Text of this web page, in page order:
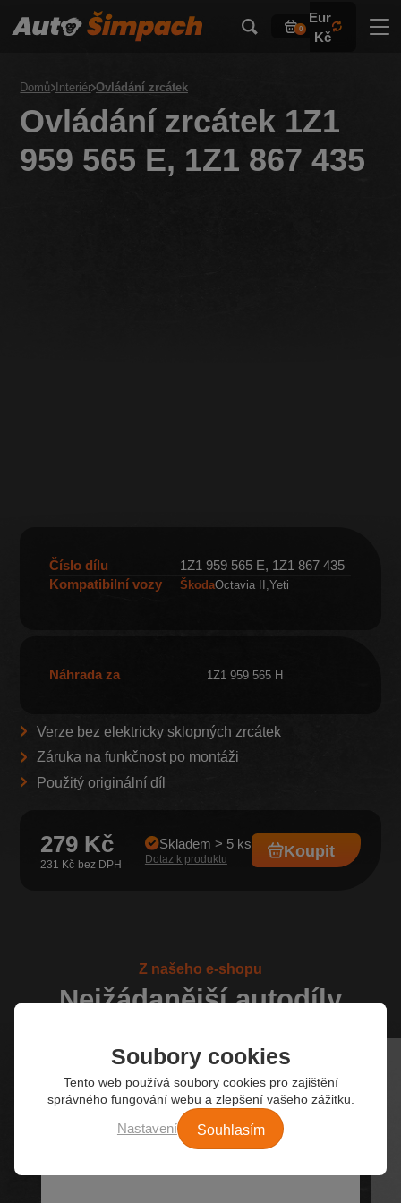
0
Eur
Kč
Domů Interiér Ovládání zrcátek
Ovládání zrcátek 1Z1
959 565 E, 1Z1 867 435
Číslo dílu
1Z1 959 565 E, 1Z1 867 435
Kompatibilní vozy
ŠkodaOctavia II Yeti
Náhrada za 1Z1 959 565 H
Verze bez elektricky sklopných zrcátek
Záruka na funkčnost po montáži
Použitý originální díl
279 Kč
231 Kč
Skladem > 5 ks
Dotaz k produktu Koupit
Z našeho e-shopu
Nejžádanější autodíly
Soubory cookies
Tento web používá soubory cookies pro zajištění
správného fungování webu a zlepšení vašeho zážitku.
Nastavení Souhlasím